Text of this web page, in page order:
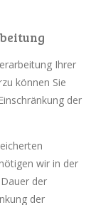
Ihrer
können Sie
der
wir in der
der
der